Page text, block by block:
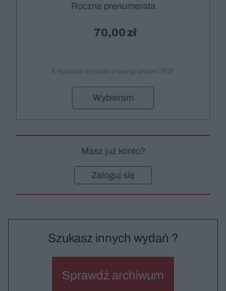
Roczna prenumerata
70,00
4 wydania cyfrowe w wersji online i PDF
Wybieram
Masz już konto?
Zaloguj się
Szukasz innych wydań ?
Sprawdź archiwum